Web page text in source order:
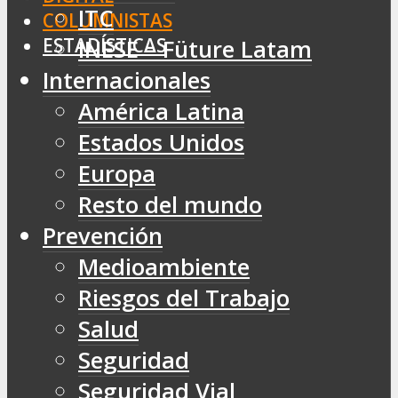
COLUMNISTAS
ESTADÍSTICAS
ITC
INESE – Füture Latam
Internacionales
América Latina
Estados Unidos
Europa
Resto del mundo
Prevención
Medioambiente
Riesgos del Trabajo
Salud
Seguridad
Seguridad Vial